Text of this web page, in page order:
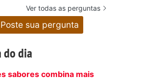
Pão de ló
Ver todas as perguntas
Poste sua pergunta
do dia
sabores combina mais